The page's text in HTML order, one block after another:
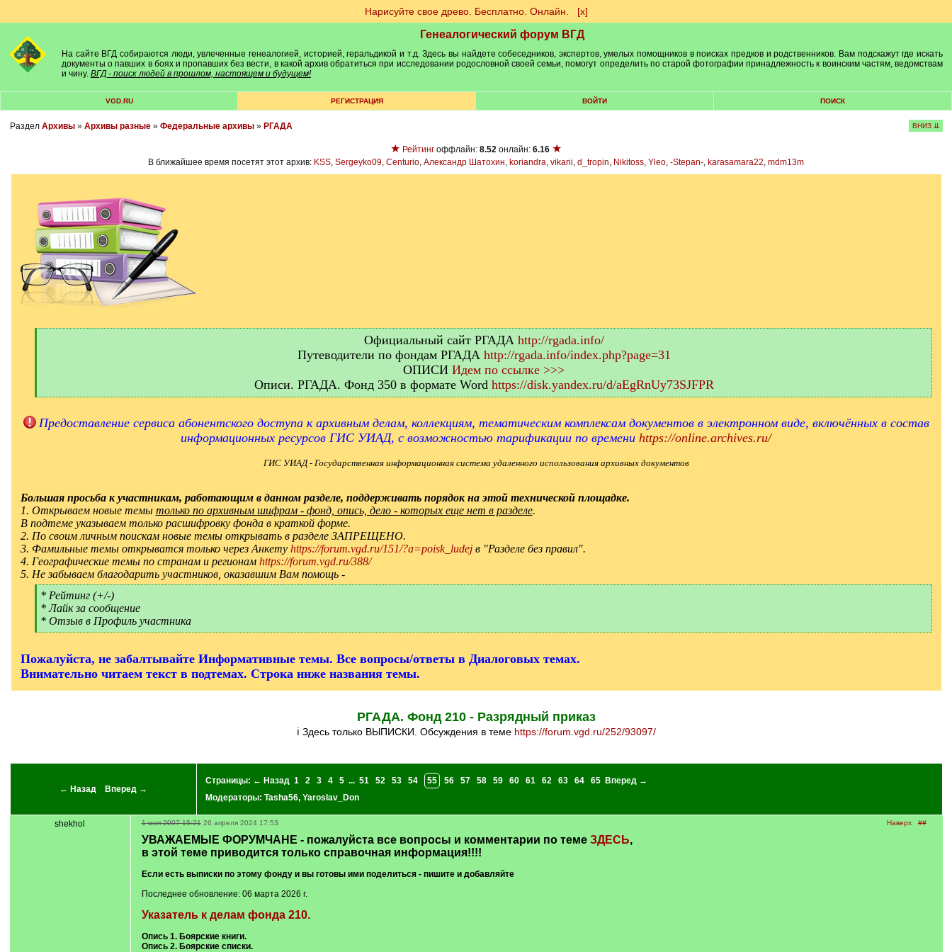
Нарисуйте свое древо. Бесплатно. Онлайн. [х]
Генеалогический форум ВГД
На сайте ВГД собираются люди, увлеченные генеалогией, историей, геральдикой и т.д. Здесь вы найдете собеседников, экспертов, умелых помощников в поисках предков и родственников. Вам подскажут где искать
документы о павших в боях и пропавших без вести, в какой архив обратиться при исследовании родословной своей семьи, помогут определить по старой фотографии принадлежность к воинским частям, ведомствам
и чину. ВГД - поиск людей в прошлом, настоящем и будущем!
VGD.RU РЕГИСТРАЦИЯ ВОЙТИ ПОИСК
Раздел Архивы» Архивы разные» Федеральные архивы» РГАДА ВНИЗ ⇊
★ Рейтинг оффлайн: 8.52 онлайн: 6.16 ★
В ближайшее время посетят этот архив: KSS, Sergeyko09, Centurio, Александр Шатохин, koriandra, vikarii, d_tropin, Nikitoss, Yleo, -Stepan-, karasamara22, mdm13m
Официальный сайт РГАДА http://rgada.info/
Путеводители по фондам РГАДА http://rgada.info/index.php?page=31
ОПИСИ Идем по ссылке >>>
Описи. РГАДА. Фонд 350 в формате Word https://disk.yandex.ru/d/aEgRnUy73SJFPR
[
]
Предоставление сервиса абонентского доступа к архивным делам, коллекциям, тематическим комплексам документов в электронном виде, включённых в состав
информационных ресурсов ГИС УИАД, с возможностью тарификации по времени https://online.archives.ru/
ГИС УИАД - Государственная информационная система удаленного использования архивных документов
Большая просьба к участникам, работающим в данном разделе, поддерживать порядок на этой технической площадке.
1. Открываем новые темы только по архивным шифрам - фонд, опись, дело - которых еще нет в разделе.
В подтеме указываем только расшифровку фонда в краткой форме.
2. По своим личным поискам новые темы открывать в разделе ЗАПРЕЩЕНО.
3. Фамильные темы открыватся только через Анкету https://forum.vgd.ru/151/?a=poisk_ludejв "Разделе без правил".
4. Географические темы по странам и регионам https://forum.vgd.ru/388/
5. Не забываем благодарить участников, оказавшим Вам помощь -
[
q
]
* Рейтинг (+/-)
* Лайк за сообщение
* Отзыв в Профиль участника
[
Пожалуйста, не забалтывайте Информативные темы. Все вопросы/ответы в Диалоговых темах.
Внимательно читаем текст в подтемах. Строка ниже названия темы.
РГАДА. Фонд 210 - Разрядный приказ
ℹ Здесь только ВЫПИСКИ. Обсуждения в теме https://forum.vgd.ru/252/93097/
← Назад Вперед →
Страницы: ← Назад 1 2 3 4 5 ... 51 52 53 54 55 56 57 58 59 60 61 62 63 64 65
Вперед →
Модераторы: Tasha56, Yaroslav_Don
shekhol Наверх ##
1 мая 2007 15:21 26 апреля 2024 17:53
УВАЖАЕМЫЕ ФОРУМЧАНЕ - пожалуйста все вопросы и комментарии по теме ЗДЕСЬ,
в этой теме приводится только справочная информация!!!!
Если есть выписки по этому фонду и вы готовы ими поделиться - пишите и добавляйте
Последнее обновление: 06 марта 2026 г.
Указатель к делам фонда 210.
Опись 1. Боярские книги.
Опись 2. Боярские списки.